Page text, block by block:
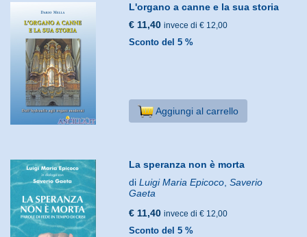
L'organo a canne e la sua storia
€ 11,40 invece di € 12,00
Sconto del 5 %
Aggiungi al carrello
La speranza non è morta
diLuigi Maria Epicoco ,Saverio
Gaeta
€ 11,40 invece di € 12,00
Sconto del 5 %